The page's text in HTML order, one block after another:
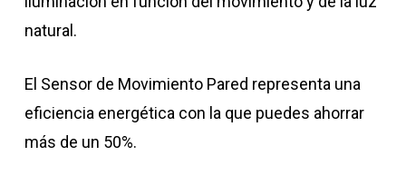
natural.
El Sensor de Movimiento Pared representa una
eficiencia energética con la que puedes ahorrar
más de un 50%.